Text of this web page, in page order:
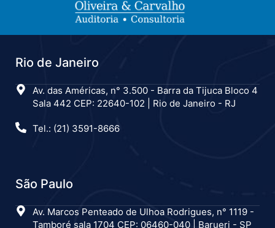
Rio de Janeiro
Av. das Américas, n° 3.500 - Barra da Tijuca Bloco 4
Sala 442 CEP: 22640-102 | Rio de Janeiro - RJ
Tel.: (21) 3591-8666
São Paulo
Av. Marcos Penteado de Ulhoa Rodrigues, n° 1119 -
Tamboré sala 1704 CEP: 06460-040 | Barueri - SP